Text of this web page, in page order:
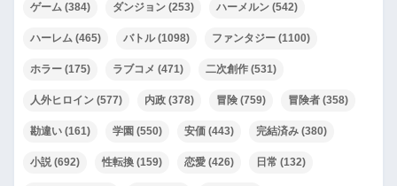
ゲーム (384) ダンジョン (253) ハーメルン (542)
ハーレム (465) バトル(1098) ファンタジー (1100)
ホラー (175) ラブコメ (471) 二次創作 (531)
人外ヒロイン (577) 内政 (378) 冒険 (759) 冒険者 (358)
勘違い (161) 学園 (550) 安価 (443) 完結済み (380)
小説(692) 性転換 (159) 恋愛 (426) 日常 (132)